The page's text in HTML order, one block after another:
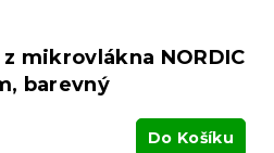
mikrovlákna NORDIC
barevný
Do Košíku